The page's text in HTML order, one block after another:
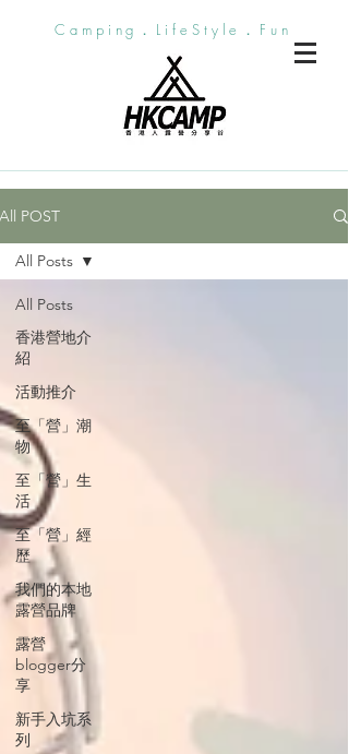
Camping．LifeStyle．Fun
All POST
All Posts
香港營地介
紹
活動推介
至「營」潮
物
至「營」生
活
至「營」經
歷
我們的本地
露營品牌
露營
blogger分
享
新手入坑系
列
All Posts